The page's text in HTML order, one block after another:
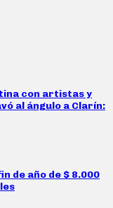
con artistas y
al ángulo a Clarín:
de año de $ 8.000